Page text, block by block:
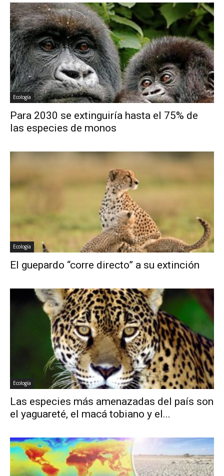
Ecología
Para 2030 se extinguiría hasta el 75% de
las especies de monos
Ecología
El guepardo “corre directo” a su extinción
Ecología
Las especies más amenazadas del país son
el yaguareté, el macá tobiano y el...